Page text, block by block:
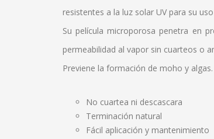
resistentes a la luz solar UV para su
Su película microporosa penetra en
permeabilidad al vapor sin cuarteos o
Previene la formación de moho y
No cuartea ni descascara
Terminación natural
Fácil aplicación y mantenimiento